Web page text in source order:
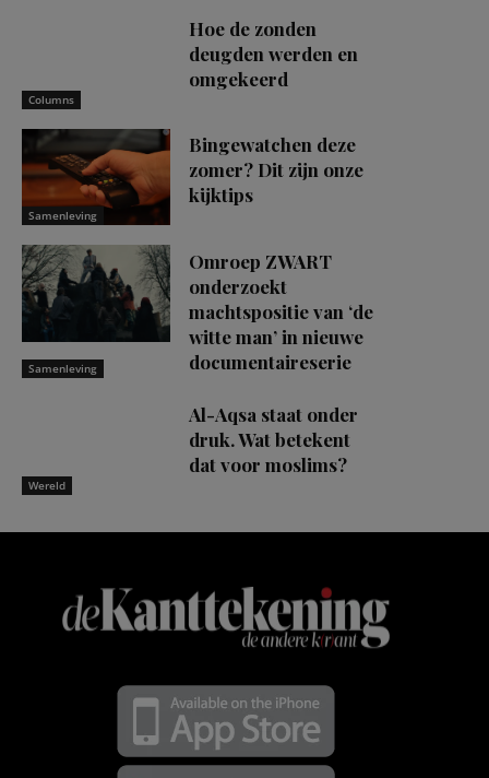
Columns
Hoe de zonden
deugden werden en
omgekeerd
Samenleving
Bingewatchen deze
zomer? Dit zijn onze
kijktips
Samenleving
Omroep ZWART
onderzoekt
machtspositie van ‘de
witte man’ in nieuwe
documentaireserie
Wereld
Al-Aqsa staat onder
druk. Wat betekent
dat voor moslims?